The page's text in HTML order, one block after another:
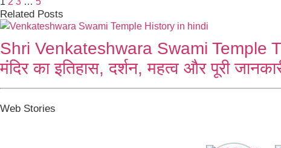
Related Posts
Shri Venkateshwara Swami Temple
मंदिर का इतिहास, दर्शन, महत्व और पूरी
Web Stories